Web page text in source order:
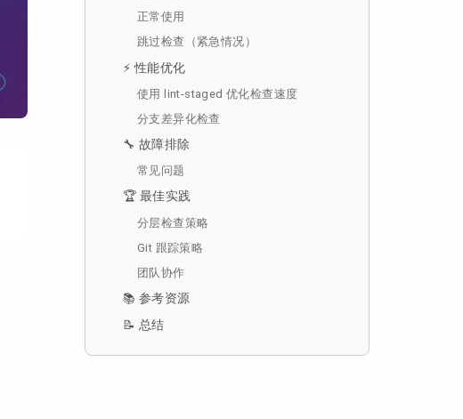
正常使用
跳过检查（紧急情况）
⚡ 性能优化
使用 lint-staged 优化检查速度
分支差异化检查
🔧 故障排除
常见问题
🏆 最佳实践
分层检查策略
Git 跟踪策略
团队协作
📚 参考资源
📝 总结